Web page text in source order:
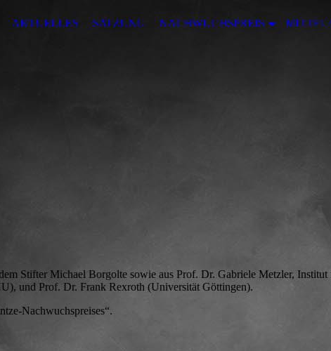
AKTUELLES SATZUNG NACHWUCHSPREIS
Stifter Michael Borgolte sowie aus Prof. Dr. Gabriele Metzler,
und Prof. Dr. Frank Rexroth (Universität Göttingen).
Nachwuchspreises“.